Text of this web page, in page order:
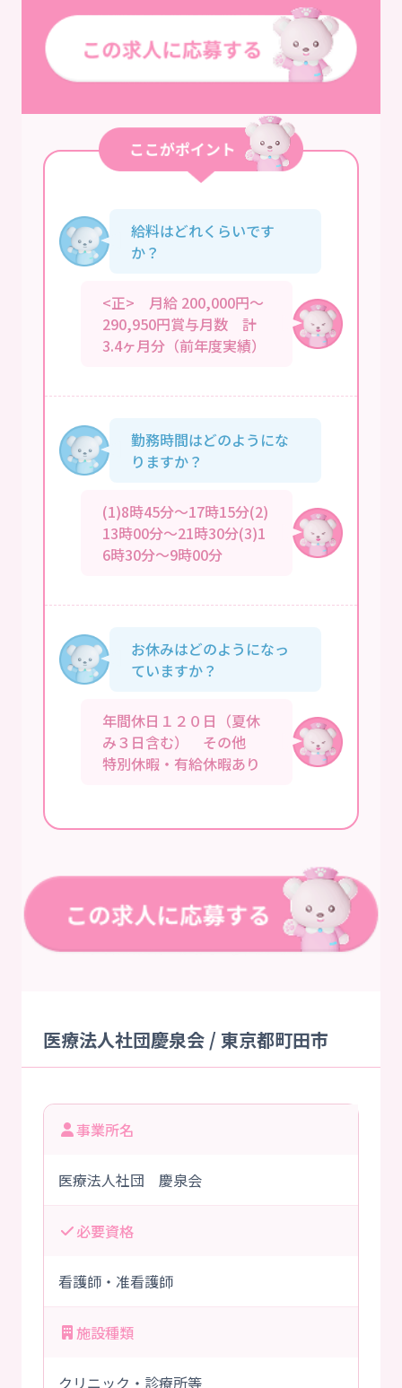
給料はどれくらいです
か？
<正> 月給 200,000円～
290,950円賞与月数 計
3.4ヶ月分（前年度実績）
勤務時間はどのようにな
りますか？
(1)8時45分～17時15分(2)
13時00分～21時30分(3)1
6時30分～9時00分
お休みはどのようになっ
ていますか？
年間休日１２０日（夏休
み３日含む） その他
特別休暇・有給休暇あり
医療法人社団慶泉会 / 東京都町田市
事業所名
医療法人社団 慶泉会
必要資格
看護師・准看護師
施設種類
クリニック・診療所等